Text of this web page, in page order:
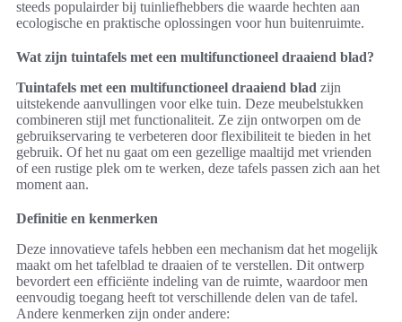
steeds populairder bij tuinliefhebbers die waarde hechten aan
ecologische en praktische oplossingen voor hun buitenruimte.
Wat zijn tuintafels met een multifunctioneel draaiend blad?
Tuintafels met een multifunctioneel draaiend blad zijn
uitstekende aanvullingen voor elke tuin. Deze meubelstukken
combineren stijl met functionaliteit. Ze zijn ontworpen om de
gebruikservaring te verbeteren door flexibiliteit te bieden in het
gebruik. Of het nu gaat om een gezellige maaltijd met vrienden
of een rustige plek om te werken, deze tafels passen zich aan het
moment aan.
Definitie en kenmerken
Deze innovatieve tafels hebben een mechanism dat het mogelijk
maakt om het tafelblad te draaien of te verstellen. Dit ontwerp
bevordert een efficiënte indeling van de ruimte, waardoor men
eenvoudig toegang heeft tot verschillende delen van de tafel.
Andere kenmerken zijn onder andere: